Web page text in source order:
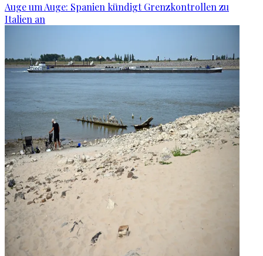
Auge um Auge: Spanien kündigt Grenzkontrollen zu
Italien an